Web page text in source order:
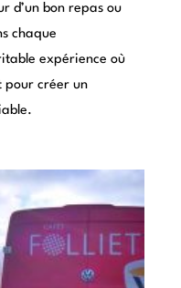
d’un bon repas ou
chaque
expérience où
pour créer un